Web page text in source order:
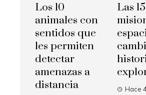
Los 10
animales con
sentidos que
les permiten
detectar
amenazas a
distancia
Las 15
Hace